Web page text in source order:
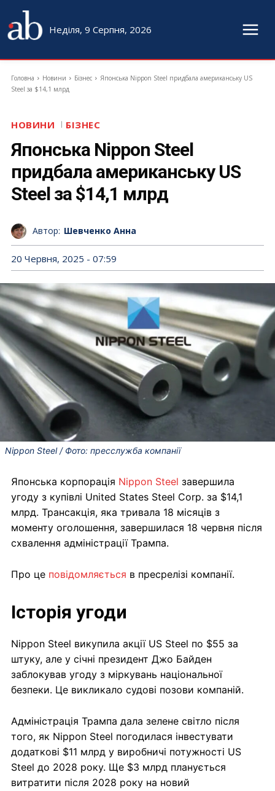
Неділя, 9 Серпня, 2026
Головна Новини Бізнес
Японська Nippon Steel придбала американську US
Steel за $14,1 млрд
НОВИНИ БІЗНЕС
Японська Nippon Steel
придбала американську US
Steel за $14,1 млрд
Автор: Шевченко Анна
20 Червня, 2025 - 07:59
Nippon Steel / Фото: пресслужба компанії
Японська корпорація Nippon Steel завершила
угоду з купівлі United States Steel Corp. за $14,1
млрд. Трансакція, яка тривала 18 місяців з
моменту оголошення, завершилася 18 червня після
схвалення адміністрації Трампа.
Про це повідомляється в пресрелізі компанії.
Історія угоди
Nippon Steel викупила акції US Steel по $55 за
штуку, але у січні президент Джо Байден
заблокував угоду з міркувань національної
безпеки. Це викликало судові позови компаній.
Адміністрація Трампа дала зелене світло після
того, як Nippon Steel погодилася інвестувати
додаткові $11 млрд у виробничі потужності US
Steel до 2028 року. Ще $3 млрд планується
витратити після 2028 року на новий